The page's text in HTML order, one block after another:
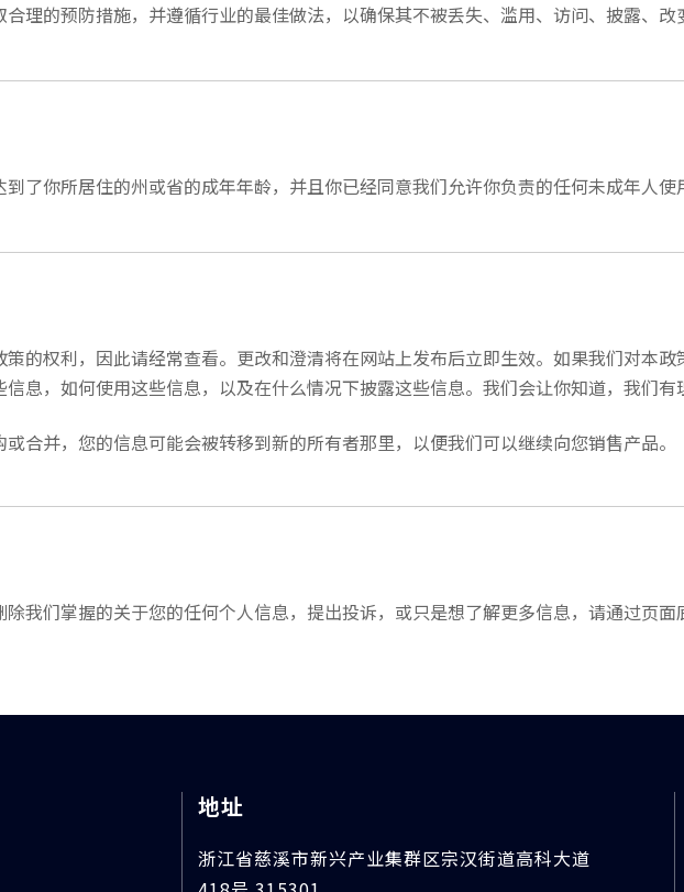
理的预防措施，并遵循行业的最佳做法，以确保其不被丢失、滥用、访问、披露、改
了你所居住的州或省的成年年龄，并且你已经同意我们允许你负责的任何未成年人使
的权利，因此请经常查看。更改和澄清将在网站上发布后立即生效。如果我们对本
息，如何使用这些信息，以及在什么情况下披露这些信息。我们会让你知道，我们有
合并，您的信息可能会被转移到新的所有者那里，以便我们可以继续向您销售产品。
我们掌握的关于您的任何个人信息，提出投诉，或只是想了解更多信息，请通过页面
地址
浙江省慈溪市新兴产业集群区宗汉街道高科大道